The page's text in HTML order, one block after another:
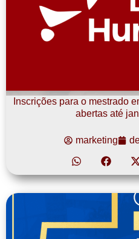
Inscrições para o mestrado
abertas até
marketing